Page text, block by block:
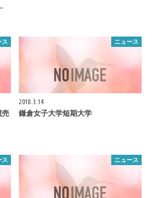
ス
売
ニュース
2018.3.14
鎌倉女子大学短期大学
ス ニュース